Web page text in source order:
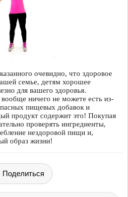
очевидно, что здоровое
семье, детям хорошее
для вашего здоровья.
ничего не можете есть из-
пищевых добавок и
продукт содержит это! Покупая
проверять ингредиенты,
нездоровой пищи и,
образ жизни!
Поделиться